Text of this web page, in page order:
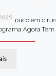
em
Agora Tem